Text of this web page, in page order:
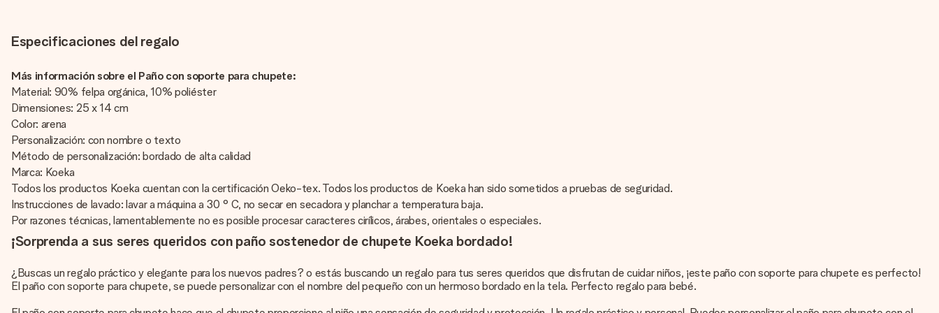
Especificaciones del regalo
Más información sobre el Paño con soporte para chupete:
Material: 90% felpa orgánica, 10% poliéster
Dimensiones: 25 x 14 cm
Color: arena
Personalización: con nombre o texto
Método de personalización: bordado de alta calidad
Marca: Koeka
Todos los productos Koeka cuentan con la certificación Oeko-tex. Todos los productos de Koeka han sido sometidos a pruebas de seguridad.
Instrucciones de lavado: lavar a máquina a 30 ° C, no secar en secadora y planchar a temperatura baja.
Por razones técnicas, lamentablemente no es posible procesar caracteres cirílicos, árabes, orientales o especiales.
¡Sorprenda a sus seres queridos con paño sostenedor de chupete Koeka bordado!
¿Buscas un regalo práctico y elegante para los nuevos padres? o estás buscando un regalo para tus seres queridos que disfrutan de cuidar niños, ¡este paño con soporte para chupete es perfecto!
El paño con soporte para chupete, se puede personalizar con el nombre del pequeño con un hermoso bordado en la tela. Perfecto regalo para bebé.